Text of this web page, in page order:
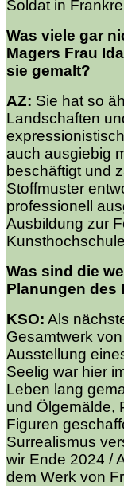
Soldat in
Was viele gar
Magers Frau
sie gemalt?
AZ: Sie hat so
Landschaften
auch ausgiebig
beschäftigt und
Stoffmuster
professionell
Ausbildung zur
Was sind die
Planungen des
KSO: Als
Gesamtwerk
Ausstellung
Seelig war hier
Leben lang
und Ölgemälde,
Figuren
Surrealismus
wir Ende 2024 /
dem Werk von